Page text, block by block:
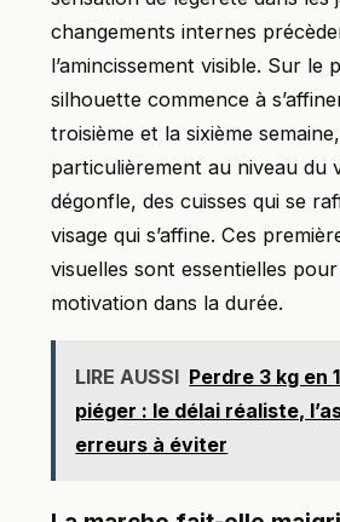
changements internes
l’amincissement visible. Sur le
silhouette commence à
troisième et la sixième semaine,
particulièrement au niveau du
dégonfle, des cuisses qui se
visage qui s’affine. Ces
visuelles sont essentielles
motivation dans la durée.
LIRE AUSSI Perdre 3 kg en
piéger : le délai réaliste,
erreurs à éviter